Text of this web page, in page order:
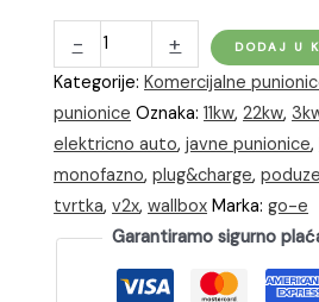
-
e
komercijalna
punionica
za
EV
+ DODAJ U
Kategorije:Komercijalne
punionice Oznaka:11kw,22kw,
elektricno auto,javne punionice,
monofazno,plug&charge,
tvrtka,v2x,wallbox Marka:go-e
Garantiramo sigurno